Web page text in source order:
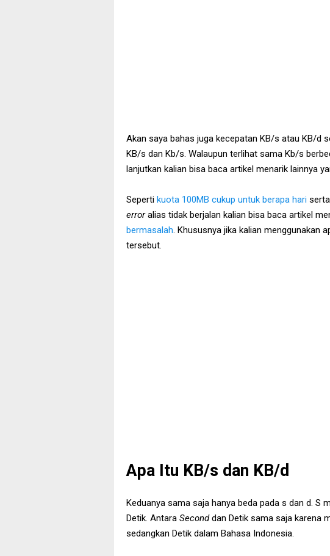
Akan saya bahas juga kecepatan KB/s atau KB/d
KB/s dan Kb/s. Walaupun terlihat sama Kb/s
lanjutkan kalian bisa baca artikel menarik lainnya
Seperti kuota 100MB cukup untuk berapa hari
erroralias tidak berjalan kalian bisa baca artikel
bermasalah. Khususnya jika kalian menggunakan
tersebut.
Apa Itu KB/s dan KB/d
Keduanya sama saja hanya beda pada s dan d. S
Detik. Antara Seconddan Detik sama saja karena
sedangkan Detik dalam Bahasa Indonesia.